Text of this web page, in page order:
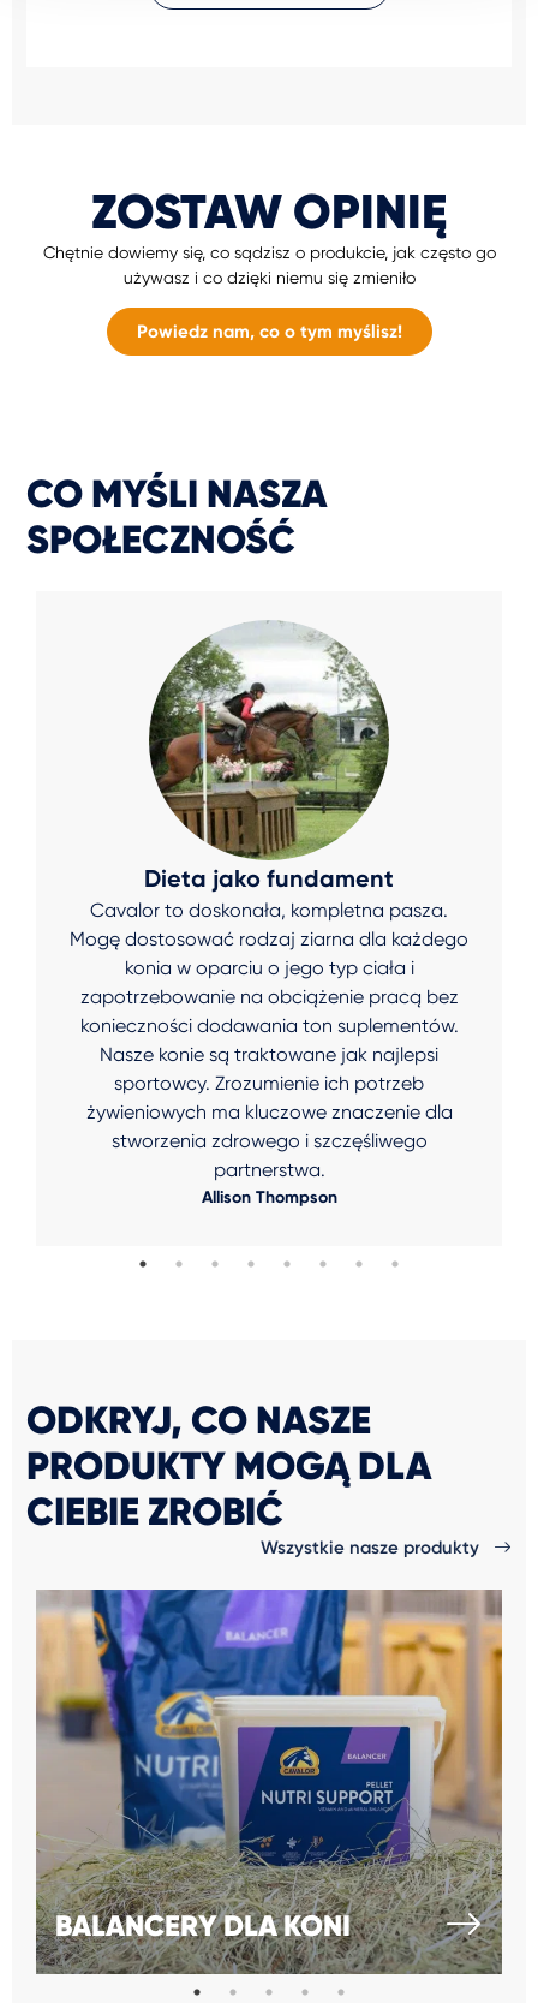
ZOSTAW OPINIĘ
Chętnie dowiemy się, co sądzisz o produkcie, jak często go
używasz i co dzięki niemu się zmieniło
Powiedz nam, co o tym myślisz!
CO MYŚLI NASZA
SPOŁECZNOŚĆ
Dieta jako fundament
Cavalor to doskonała, kompletna pasza.
Mogę dostosować rodzaj ziarna dla każdego
konia w oparciu o jego typ ciała i
zapotrzebowanie na obciążenie pracą bez
konieczności dodawania ton suplementów.
Nasze konie są traktowane jak najlepsi
sportowcy. Zrozumienie ich potrzeb
żywieniowych ma kluczowe znaczenie dla
stworzenia zdrowego i szczęśliwego
partnerstwa.
Allison Thompson
ODKRYJ, CO NASZE
PRODUKTY MOGĄ DLA
CIEBIE ZROBIĆ
Wszystkie nasze produkty
BALANCERY DLA KONI